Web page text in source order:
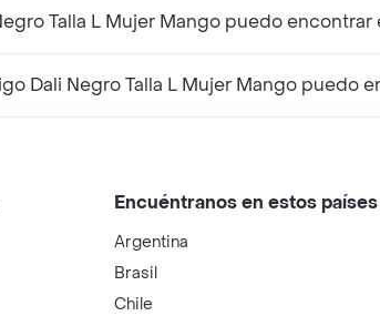
Talla L Mujer Mango puedo
Dali Negro Talla L Mujer Mango puedo
Encuéntranos en estos países
Argentina
Brasil
Chile